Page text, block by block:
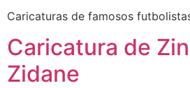
Caricaturas de famosos
Caricatura de
Zidane